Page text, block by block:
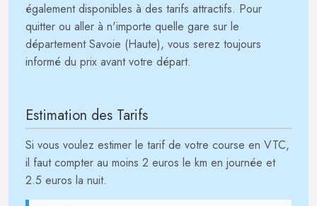
également disponibles à des tarifs attractifs. Pour
quitter ou aller à n'importe quelle gare sur le
département Savoie (Haute), vous serez toujours
informé du prix avant votre départ.
Estimation des Tarifs
Si vous voulez estimer le tarif de votre course en VTC,
il faut compter au moins 2 euros le km en journée et
2.5 euros la nuit.